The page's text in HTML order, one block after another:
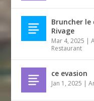
Bruncher le
Rivage
Mar 4, 2025 |
Restaurant
ce evasion
Jan 1, 2025 |